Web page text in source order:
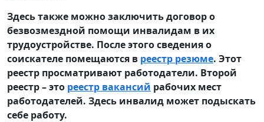
Здесь также можно заключить договор о
безвозмездной помощи инвалидам в их
трудоустройстве. После этого сведения о
соискателе помещаются в реестр резюме. Этот
реестр просматривают работодатели. Второй
реестр – это реестр вакансий рабочих мест
работодателей. Здесь инвалид может подыскать
себе работу.